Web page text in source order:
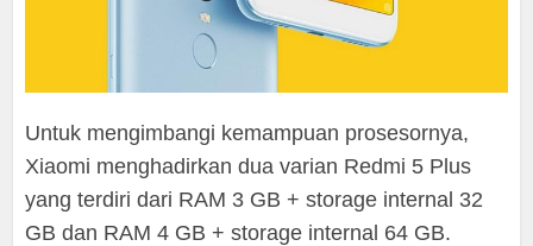
Untuk mengimbangi kemampuan prosesornya,
Xiaomi menghadirkan dua varian Redmi 5 Plus
yang terdiri dari RAM 3 GB + storage internal 32
GB dan RAM 4 GB + storage internal 64 GB.